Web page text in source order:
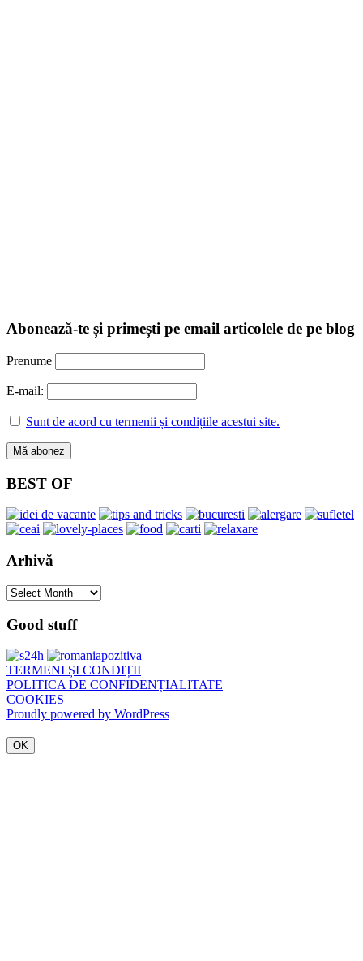
Abonează-te și primești pe email articolele de pe blog
Prenume
E-mail:
Sunt de acord cu termenii și condițiile acestui site.
BEST OF
Arhivă
Arhivă
Good stuff
TERMENI ȘI CONDIȚII
POLITICA DE CONFIDENȚIALITATE
COOKIES
Proudly powered by WordPress
OK